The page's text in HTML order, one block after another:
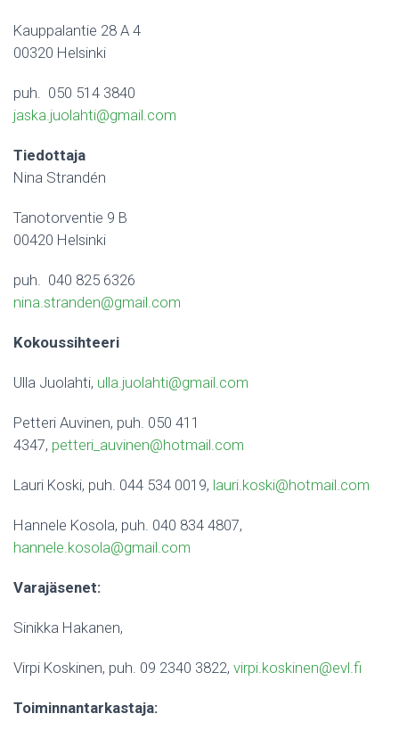
Kauppalantie 28 A 4
00320 Helsinki
puh. 050 514 3840
jaska.juolahti@gmail.com
Tiedottaja
Nina Strandén
Tanotorventie 9 B
00420 Helsinki
puh. 040 825 6326
nina.stranden@gmail.com
Kokoussihteeri
Ulla Juolahti, ulla.juolahti@gmail.com
Petteri Auvinen, puh. 050 411
4347, petteri_auvinen@hotmail.com
Lauri Koski, puh. 044 534 0019, lauri.koski@hotmail.com
Hannele Kosola, puh. 040 834 4807,
hannele.kosola@gmail.com
Varajäsenet:
Sinikka Hakanen,
Virpi Koskinen, puh. 09 2340 3822, virpi.koskinen@evl.fi
Toiminnantarkastaja: